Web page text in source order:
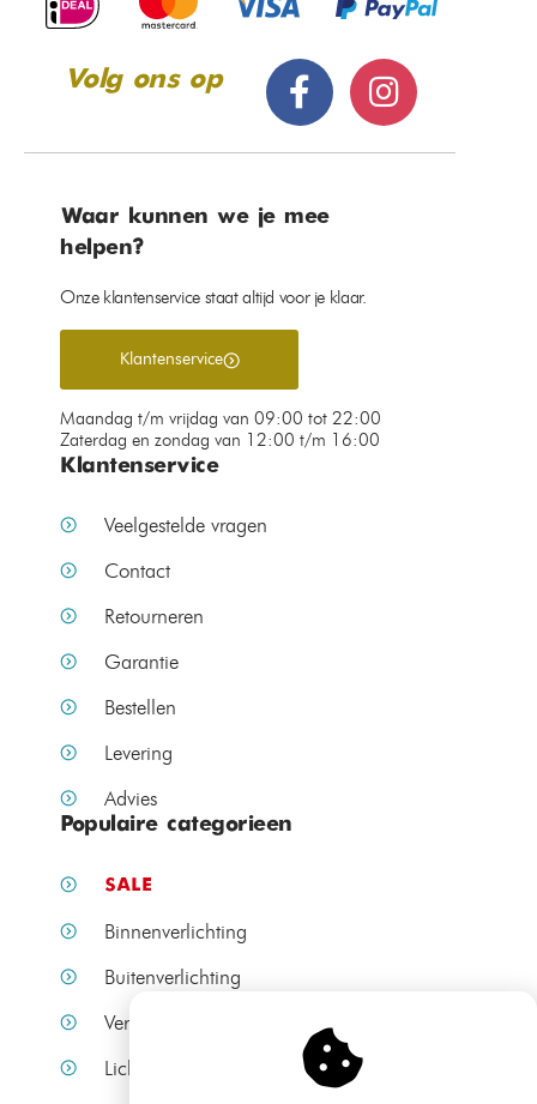
Volg ons op
Waar kunnen we je mee
helpen?
Onze klantenservice staat altijd voor je klaar.
Klantenservice
Maandag t/m vrijdag van 09:00 tot 22:00
Zaterdag en zondag van 12:00 t/m 16:00
Klantenservice
Veelgestelde vragen
Contact
Retourneren
Garantie
Bestellen
Levering
Advies
Populaire categorieen
SALE
Binnenverlichting
Buitenverlichting
Verlichting per ruimte
Lichtbronnen